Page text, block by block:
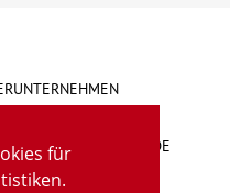
für BESCHWERDE